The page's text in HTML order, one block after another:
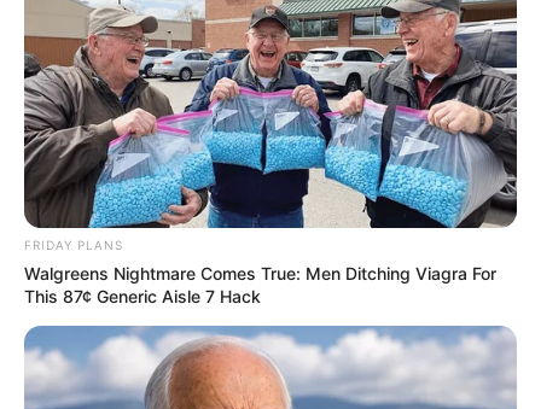
zum Nationalpark Niedersächsisches Wattenmeer
gehörende Informations- und Bildungseinrichtung
auf der Insel Wangerooge. Bei den Ausstellungen
und Angeboten steht das Naturerleben mit allen
Sinnen im Vordergrund. Informationen unterwww.na
tionalparkhaus-wangerooge.de.
Schiffahrtsmuseum Unterweser in Brake - Die
Seefahrtsgeschichte des 19. und frühen 20.
Jahrhunderts im Großherzogtum und späteren
Freistaat Oldenburg ist der Schwerpunkt dieser
und im Haus Borgstede & Becker zu sehen ist.
Außerdem befindet sich noch eine Außenstelle des
FRIDAY PLANS
Walgreens Nightmare Comes True: Men Ditching Viagra For
This 87¢ Generic Aisle 7 Hack